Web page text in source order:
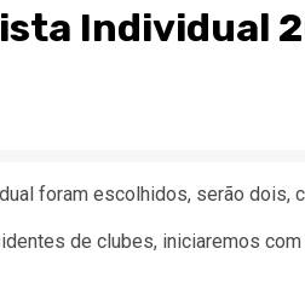
Individual
foram escolhidos, serão dois,
de clubes, iniciaremos